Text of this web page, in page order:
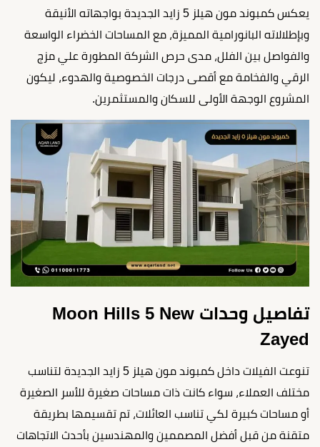
يعكس كمبوند مون هيلز 5 زايد الجديدة بواجهاته الأنيقة
وبإطلالاته البانورامية المميزة، مع المساحات الخضراء الواسعة
والفواصل بين الفلل، مدى حرص الشركة المطورة علي مزج
الرقي والفخامة مع أقصى درجات الخصوصية والهدوء، ليكون
المشروع الوجهة الأولى للسكان والمستثمرين.
تفاصيل وحدات Moon Hills 5 New
Zayed
تنوعت الفيلات داخل كمبوند مون هيلز 5 زايد الجديدة لتناسب
مختلف العملاء، سواء كانت ذات مساحات صغيرة للأسر الصغيرة
أو مساحات كبيرة لكي تناسب العائلات، تم تقسيمها بطريقة
متقنة من قبل أفضل المصممين والمهندسين بأحدث الاتجاهات